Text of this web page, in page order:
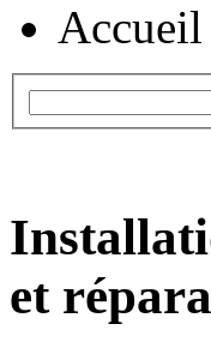
Accueil
et